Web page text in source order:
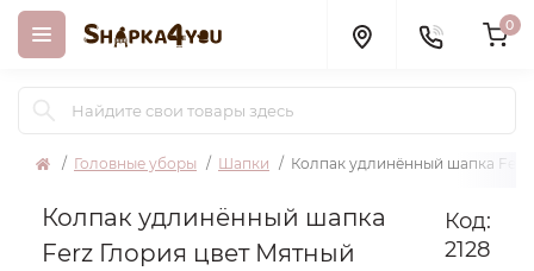
0
Головные уборы Шапки Колпак удлинённый шапка Ferz
Колпак удлинённый шапка
Ferz Глория цвет Мятный
Код:
2128